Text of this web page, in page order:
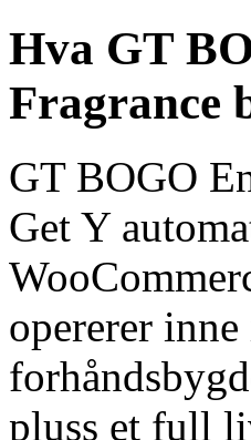
Hva GT
Fragrance
GT BOGO
Get Y
opererer
pluss et full